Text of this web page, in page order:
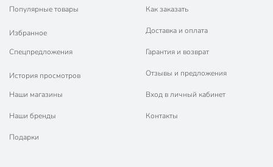
Популярные товары
Избранное
Спецпредложения
История просмотров
Наши магазины
Наши бренды
Подарки
Как заказать
Доставка и оплата
Гарантия и возврат
Отзывы и предложения
Вход в личный кабинет
Контакты